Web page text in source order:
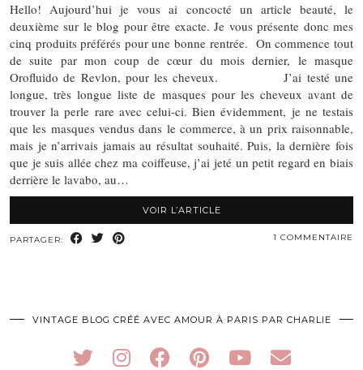
Hello! Aujourd’hui je vous ai concocté un article beauté, le
deuxième sur le blog pour être exacte. Je vous présente donc mes
cinq produits préférés pour une bonne rentrée. On commence tout
de suite par mon coup de cœur du mois dernier, le masque
Orofluido de Revlon, pour les cheveux. J’ai testé une
longue, très longue liste de masques pour les cheveux avant de
trouver la perle rare avec celui-ci. Bien évidemment, je ne testais
que les masques vendus dans le commerce, à un prix raisonnable,
mais je n’arrivais jamais au résultat souhaité. Puis, la dernière fois
que je suis allée chez ma coiffeuse, j’ai jeté un petit regard en biais
derrière le lavabo, au…
VOIR L’ARTICLE
PARTAGER: 1 COMMENTAIRE
VINTAGE BLOG CRÉÉ AVEC AMOUR À PARIS PAR CHARLIE